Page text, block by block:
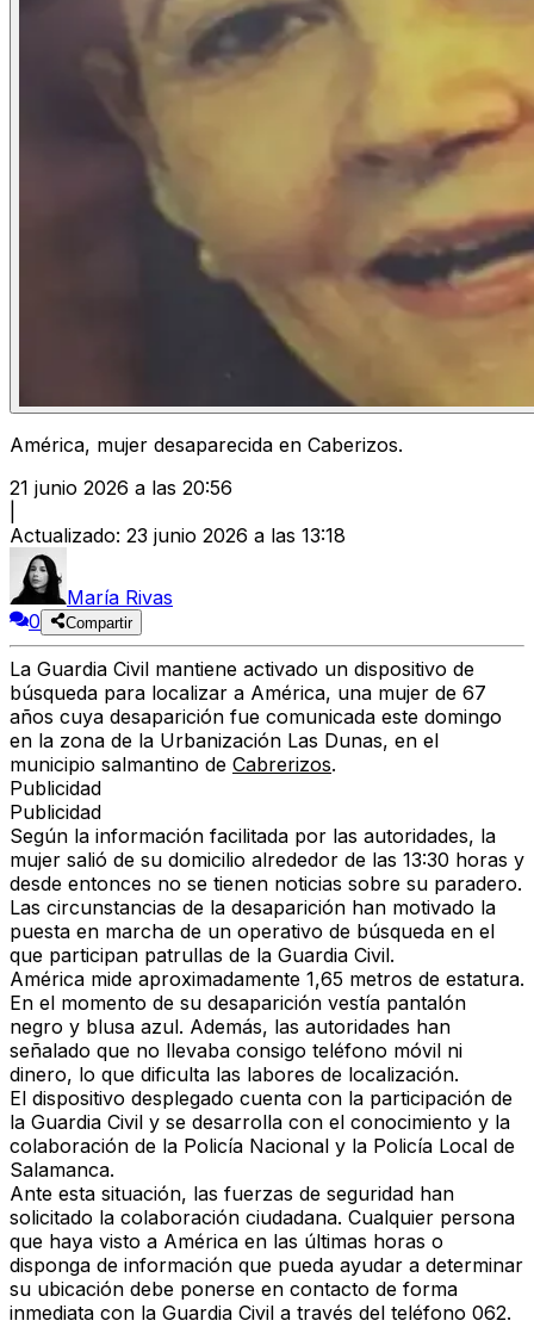
América, mujer desaparecida en Caberizos.
21 junio 2026 a las 20:56
Actualizado: 23 junio 2026 a las 13:18
María Rivas
0
Compartir
La Guardia Civil mantiene activado un dispositivo de
búsqueda para localizar a América, una mujer de 67
años cuya desaparición fue comunicada este domingo
en la zona de la Urbanización Las Dunas, en el
municipio salmantino de Cabrerizos.
Publicidad
Publicidad
Según la información facilitada por las autoridades, la
mujer salió de su domicilio alrededor de las 13:30 horas y
desde entonces no se tienen noticias sobre su paradero.
Las circunstancias de la desaparición han motivado la
puesta en marcha de un operativo de búsqueda en el
que participan patrullas de la Guardia Civil.
América mide aproximadamente 1,65 metros de estatura.
En el momento de su desaparición vestía pantalón
negro y blusa azul. Además, las autoridades han
señalado que no llevaba consigo teléfono móvil ni
dinero, lo que dificulta las labores de localización.
El dispositivo desplegado cuenta con la participación de
la Guardia Civil y se desarrolla con el conocimiento y la
colaboración de la Policía Nacional y la Policía Local de
Salamanca.
Ante esta situación, las fuerzas de seguridad han
solicitado la colaboración ciudadana. Cualquier persona
que haya visto a América en las últimas horas o
disponga de información que pueda ayudar a determinar
su ubicación debe ponerse en contacto de forma
inmediata con la Guardia Civil a través del teléfono 062.